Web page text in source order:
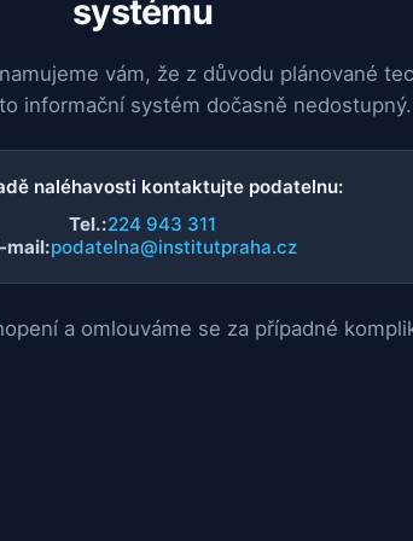
systému
vám, že z důvodu plánované
informační systém dočasně nedostupný.
naléhavosti kontaktujte podatelnu:
Tel.:224 943 311
mail:podatelna@institutpraha.cz
a omlouváme se za případné